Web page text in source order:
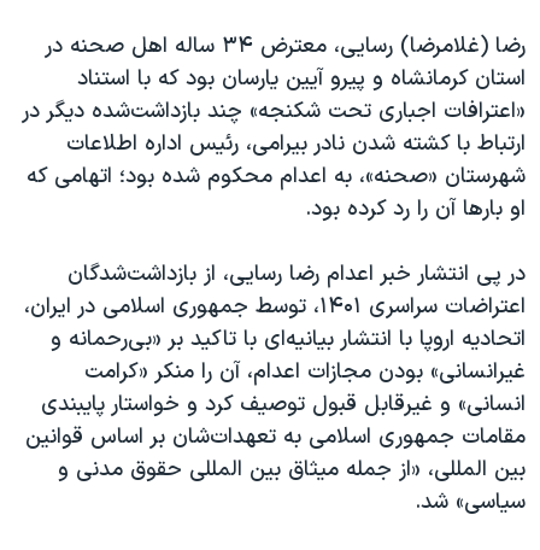
رضا (غلامرضا) رسایی، معترض ۳۴ ساله اهل صحنه در
استان کرمانشاه و پیرو آیین یارسان بود که با استناد
«اعترافات اجباری تحت شکنجه» چند بازداشت‌شده دیگر در
ارتباط با کشته شدن نادر بیرامی، رئیس اداره اطلاعات
شهرستان «صحنه»، به اعدام محکوم شده بود؛ اتهامی که
او بارها آن را رد کرده بود.
در پی انتشار خبر اعدام رضا رسایی، از بازداشت‌شدگان
اعتراضات سراسری ۱۴۰۱، توسط جمهوری اسلامی در ایران،
اتحادیه اروپا با انتشار بیانیه‌ای با تاکید بر «بی‌رحمانه و
غیرانسانی» بودن مجازات اعدام، آن را منکر «کرامت
انسانی» و غیرقابل قبول توصیف کرد و خواستار پایبندی
مقامات جمهوری اسلامی به تعهدات‌شان بر اساس قوانین
بین المللی، «از جمله میثاق بین المللی حقوق مدنی و
سیاسی» شد.